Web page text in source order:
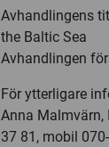
Avhandlingens
the Baltic Sea
Avhandlingen
För ytterligare
Anna
37 81, mobil